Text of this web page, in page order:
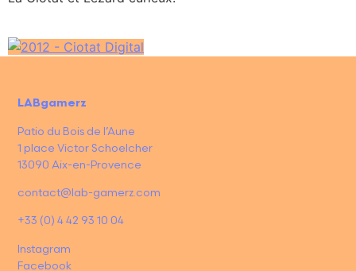
LABgamerz
Patio du Bois de l’Aune
1 place Victor Schoelcher
13090 Aix-en-Provence
contact@lab-gamerz.com
+33 (0) 4 42 93 10 04
Instagram
Facebook